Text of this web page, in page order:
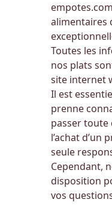
empotes.com
alimentaires
Toutes les
nos plats
site internet
Il est
prenne
passer toute
l’achat d’un
seule
Cependant,
disposition
vos